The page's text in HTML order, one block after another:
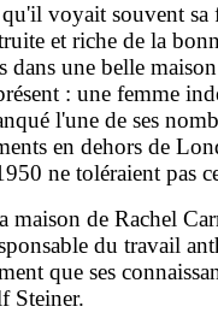
voyait souvent sa
et riche de la
dans une belle
: une femme
l'une de ses
en dehors de
ne toléraient
maison de Rachel
du travail
que ses
Steiner.